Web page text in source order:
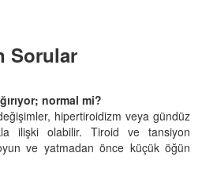
Sorular
normal mi?
hipertiroidizm veya gündüz
ilişki olabilir. Tiroid ve tansiyon
ve yatmadan önce küçük öğün